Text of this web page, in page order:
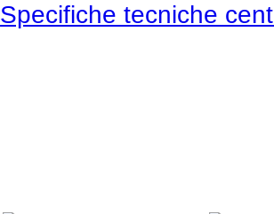
Specifiche tecniche